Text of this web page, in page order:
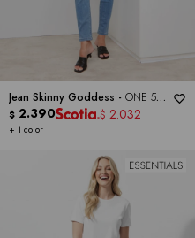
Jean Skinny Goddess - ONE 5
ONE
+ 1 color
$ 2.390 $ 2.032